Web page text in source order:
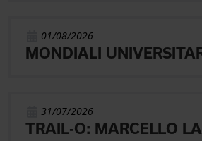
01/08/2026
31/07/2026